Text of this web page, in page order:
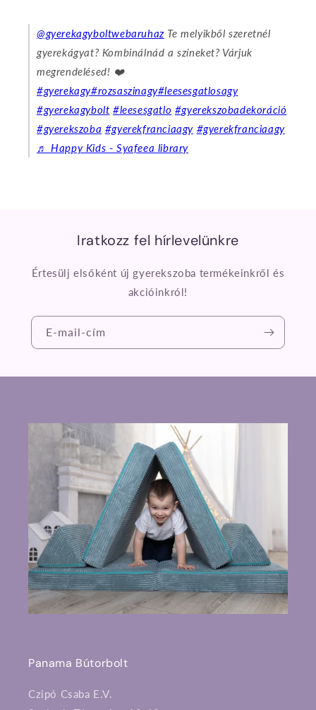
@gyerekagyboltwebaruhazTe melyikből szeretnél
gyerekágyat? Kombinálnád a színeket? Várjuk
megrendelésed! ❤️
#gyerekagy#rozsaszinagy#leesesgatlosagy
#gyerekagybolt #leesesgatlo #gyerekszobadekoráció
#gyerekszoba #gyerekfranciaagy #gyerekfranciaagy
♬ Happy Kids - Syafeea library
Iratkozz fel hírlevelünkre
Értesülj elsőként új gyerekszoba termékeinkről és
akcióinkról!
E-mail-cím
Panama Bútorbolt
Czipó Csaba E.V.